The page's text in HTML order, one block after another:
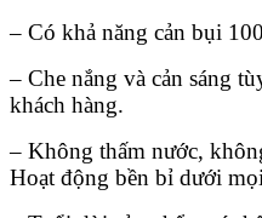
– Có khả năng cản bụi
– Che nắng và cản sáng
khách hàng.
– Không thấm nước,
Hoạt động bền bỉ dưới